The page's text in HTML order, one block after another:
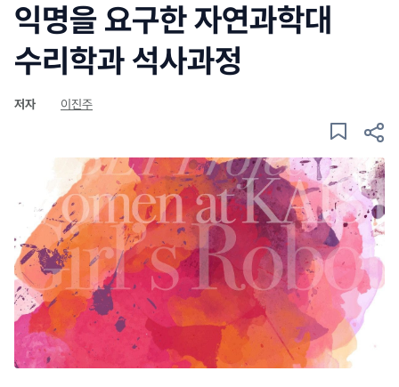
익명을 요구한 자연과학대
수리학과 석사과정
저자 이진주